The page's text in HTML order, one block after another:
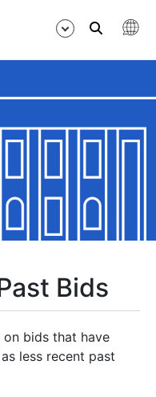
Bids
bids that have
less recent past